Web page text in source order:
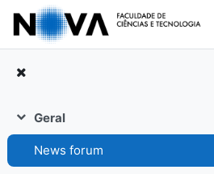
Ir para o conteúdo principal
Contrair
Geral
News forum